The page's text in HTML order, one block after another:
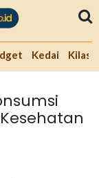
Kedai Kilas